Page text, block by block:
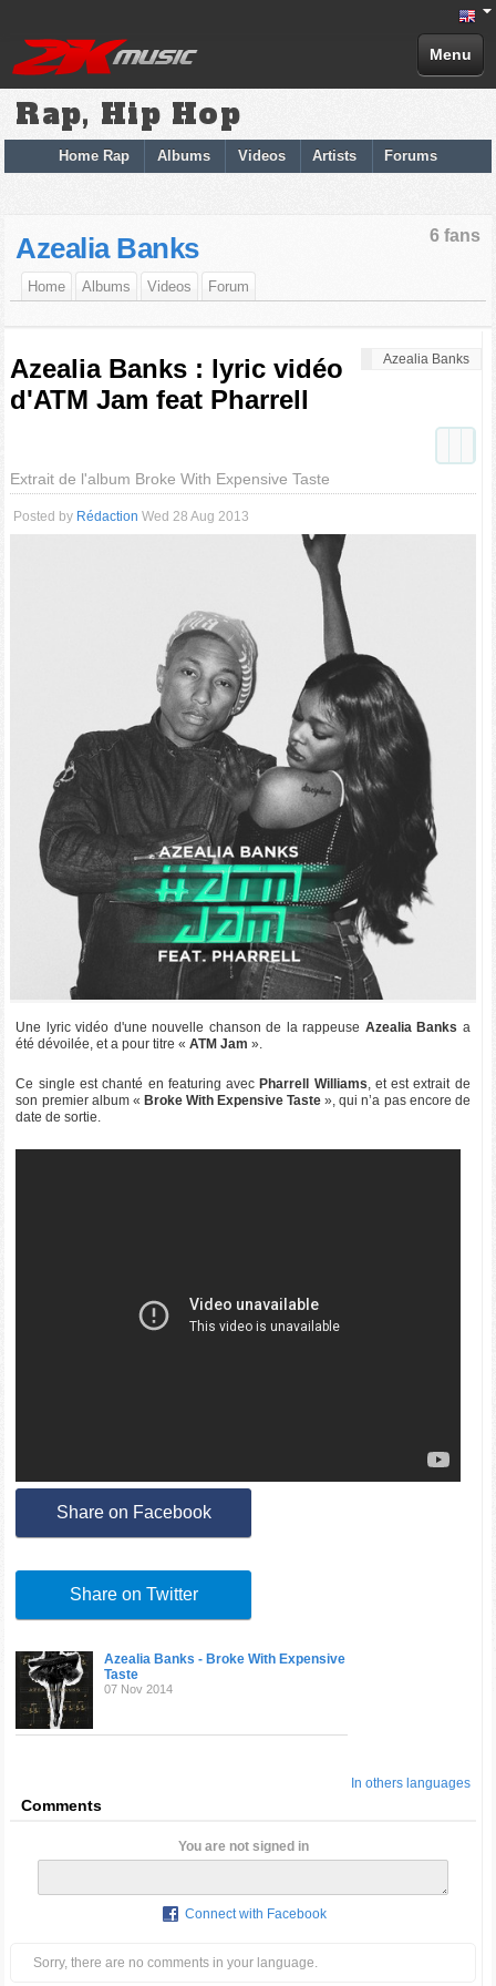
Menu
Rap, Hip Hop
Home Rap Albums Videos Artists Forums
6 fans
Azealia Banks
Home Albums Videos Forum
Azealia Banks
Azealia Banks : lyric vidéo
d'ATM Jam feat Pharrell
Extrait de l'album Broke With Expensive Taste
Posted by Rédaction Wed 28 Aug 2013
Une lyric vidéo d'une nouvelle chanson de la rappeuse Azealia Banks a
été dévoilée, et a pour titre « ATM Jam».
Ce single est chanté en featuring avec Pharrell Williams, et est extrait de
son premier album « Broke With Expensive Taste », qui n’a pas encore de
date de sortie.
Share on Facebook
Share on Twitter
Azealia Banks - Broke With Expensive
Taste
07 Nov 2014
In others languages
Comments
You are not signed in
Connect with Facebook
Sorry, there are no comments in your language.